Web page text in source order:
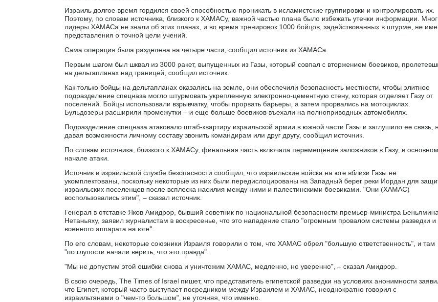
Израиль долгое время гордился своей способностью проникать в исламистские группировки и контролировать их.
Поэтому, по словам источника, близкого к ХАМАСу, важной частью плана было избежать утечки информации.
лидеры ХАМАСа не знали об этих планах, и во время тренировок 1000 бойцов, задействованных в штурме, не
представления о точной цели учений.
Сама операция была разделена на четыре части, сообщил источник из ХАМАСа.
Первым шагом был шквал из 3000 ракет, выпущенных из Газы, который совпал с вторжением боевиков,
на дельтапланах над границей, сообщил источник.
Как только бойцы на дельтапланах оказались на земле, они обеспечили безопасность местности, чтобы элитное
подразделение спецназа могло штурмовать укрепленную электронно-цементную стену, которая отделяет Газу от
поселений. Бойцы использовали взрывчатку, чтобы прорвать барьеры, а затем прорвались на мотоциклах.
Бульдозеры расширили промежутки – и еще больше боевиков въехали на полноприводных автомобилях.
Подразделение спецназа атаковало штаб-квартиру израильской армии в южной части Газы и заглушило ее связь,
давая возможности личному составу звонить командирам или друг другу, сообщил источник.
По словам источника, близкого к ХАМАСу, финальная часть включала перемещение заложников в Газу, в
начале атаки.
Источник в израильской службе безопасности сообщил, что израильские войска на юге вблизи Газы не
укомплектованы, поскольку некоторые из них были передислоцированы на Западный берег реки Иордан для
израильских поселенцев после всплеска насилия между ними и палестинскими боевиками. "Они (ХАМАС)
воспользовались этим", – сказал источник.
Генерал в отставке Яков Амидрор, бывший советник по национальной безопасности премьер-министра
Нетаньяху, заявил журналистам в воскресенье, что это нападение стало "огромным провалом системы разведки и
военного аппарата на юге".
По его словам, некоторые союзники Израиля говорили о том, что ХАМАС обрел "большую ответственность", и там
"по глупости начали верить, что это правда".
"Мы не допустим этой ошибки снова и уничтожим ХАМАС, медленно, но уверенно", – сказал Амидрор.
В свою очередь, The Times of Israel пишет, что представитель египетской разведки на условиях анонимности
что Египет, который часто выступает посредником между Израилем и ХАМАС, неоднократно говорил с
израильтянами о "чем-то большом", не уточняя, что именно.